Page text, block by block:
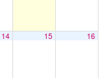
14 15 16